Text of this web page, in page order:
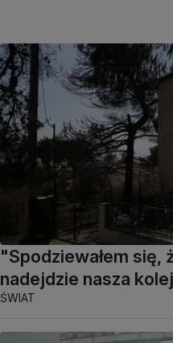
"Spodziewałem się,
nadejdzie nasza
ŚWIAT